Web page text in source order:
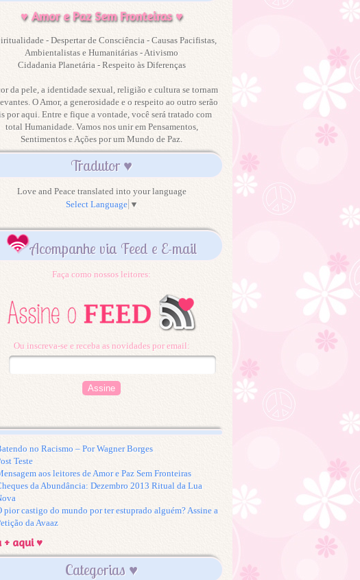
♥ Amor e Paz Sem Fronteiras ♥
- Despertar de Consciência - Causas Pacifistas,
Ambientalistas e Humanitárias - Ativismo
Cidadania Planetária - Respeito às Diferenças
da pele, a identidade sexual, religião e cultura se tornam
O Amor, a generosidade e o respeito ao outro serão
por aqui. Entre e fique a vontade, você será tratado com
total Humanidade. Vamos nos unir em Pensamentos,
Sentimentos e Ações por um Mundo de Paz.
Tradutor ♥
Love and Peace translated into your language
Select Language ▼
Acompanhe via Feed e E-mail
Faça como nossos leitores:
Ou inscreva-se e receba as novidades por email:
no Racismo – Por Wagner Borges
Teste
aos leitores de Amor e Paz Sem Fronteiras
da Abundância: Dezembro 2013 Ritual da Lua
pior castigo do mundo por ter estuprado alguém? Assine a
da Avaaz
+ aqui ♥
Categorias ♥